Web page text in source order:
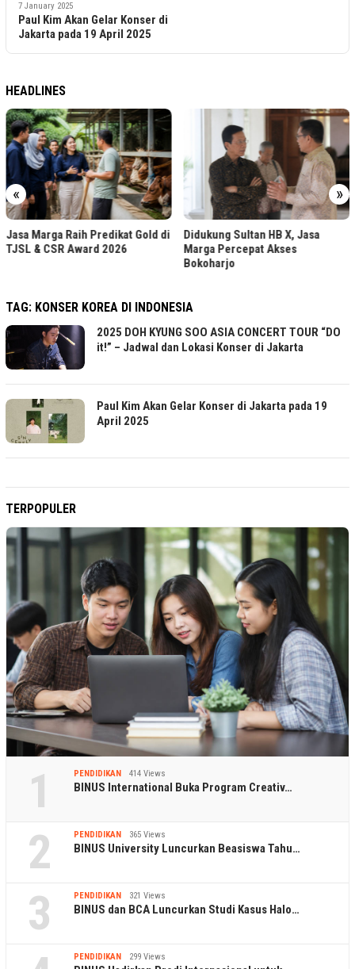
7 January 2025
Paul Kim Akan Gelar Konser di
Jakarta pada 19 April 2025
HEADLINES
« »
Jasa Marga Raih Predikat Gold di
TJSL & CSR Award 2026
Didukung Sultan HB X, Jasa
Marga Percepat Akses
Bokoharjo
TAG: KONSER KOREA DI INDONESIA
2025 DOH KYUNG SOO ASIA CONCERT TOUR “DO
it!” – Jadwal dan Lokasi Konser di Jakarta
Paul Kim Akan Gelar Konser di Jakarta pada 19
April 2025
TERPOPULER
1 PENDIDIKAN 414 Views
BINUS International Buka Program Creativ…
2 PENDIDIKAN 365 Views
BINUS University Luncurkan Beasiswa Tahu…
3 PENDIDIKAN 321 Views
BINUS dan BCA Luncurkan Studi Kasus Halo…
PENDIDIKAN 299 Views